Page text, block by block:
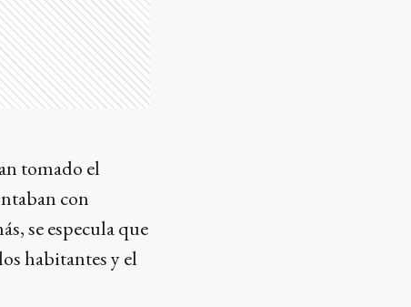
tomado el
con
se especula que
habitantes y el